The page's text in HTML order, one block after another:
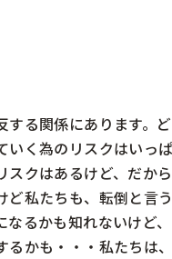
る関係にあります。
いく為のリスクはいっ
スクはあるけど、だか
ど私たちも、転倒と言
なるかも知れないけど
るかも・・・私たちは